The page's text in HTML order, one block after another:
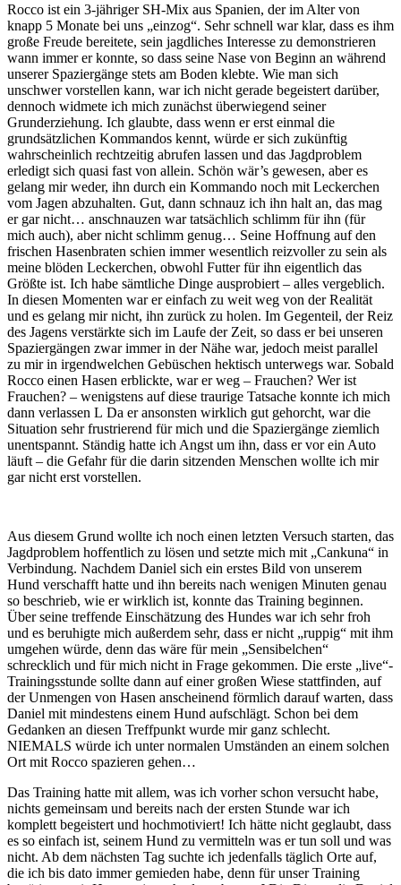
Rocco ist ein 3-jähriger SH-Mix aus Spanien, der im Alter von
knapp 5 Monate bei uns „einzog“. Sehr schnell war klar, dass es ihm
große Freude bereitete, sein jagdliches Interesse zu demonstrieren
wann immer er konnte, so dass seine Nase von Beginn an während
unserer Spaziergänge stets am Boden klebte. Wie man sich
unschwer vorstellen kann, war ich nicht gerade begeistert darüber,
dennoch widmete ich mich zunächst überwiegend seiner
Grunderziehung. Ich glaubte, dass wenn er erst einmal die
grundsätzlichen Kommandos kennt, würde er sich zukünftig
wahrscheinlich rechtzeitig abrufen lassen und das Jagdproblem
erledigt sich quasi fast von allein. Schön wär’s gewesen, aber es
gelang mir weder, ihn durch ein Kommando noch mit Leckerchen
vom Jagen abzuhalten. Gut, dann schnauz ich ihn halt an, das mag
er gar nicht… anschnauzen war tatsächlich schlimm für ihn (für
mich auch), aber nicht schlimm genug… Seine Hoffnung auf den
frischen Hasenbraten schien immer wesentlich reizvoller zu sein als
meine blöden Leckerchen, obwohl Futter für ihn eigentlich das
Größte ist. Ich habe sämtliche Dinge ausprobiert – alles vergeblich.
In diesen Momenten war er einfach zu weit weg von der Realität
und es gelang mir nicht, ihn zurück zu holen. Im Gegenteil, der Reiz
des Jagens verstärkte sich im Laufe der Zeit, so dass er bei unseren
Spaziergängen zwar immer in der Nähe war, jedoch meist parallel
zu mir in irgendwelchen Gebüschen hektisch unterwegs war. Sobald
Rocco einen Hasen erblickte, war er weg – Frauchen? Wer ist
Frauchen? – wenigstens auf diese traurige Tatsache konnte ich mich
dann verlassen L Da er ansonsten wirklich gut gehorcht, war die
Situation sehr frustrierend für mich und die Spaziergänge ziemlich
unentspannt. Ständig hatte ich Angst um ihn, dass er vor ein Auto
läuft – die Gefahr für die darin sitzenden Menschen wollte ich mir
gar nicht erst vorstellen.
Aus diesem Grund wollte ich noch einen letzten Versuch starten, das
Jagdproblem hoffentlich zu lösen und setzte mich mit „Cankuna“ in
Verbindung. Nachdem Daniel sich ein erstes Bild von unserem
Hund verschafft hatte und ihn bereits nach wenigen Minuten genau
so beschrieb, wie er wirklich ist, konnte das Training beginnen.
Über seine treffende Einschätzung des Hundes war ich sehr froh
und es beruhigte mich außerdem sehr, dass er nicht „ruppig“ mit ihm
umgehen würde, denn das wäre für mein „Sensibelchen“
schrecklich und für mich nicht in Frage gekommen. Die erste „live“-
Trainingsstunde sollte dann auf einer großen Wiese stattfinden, auf
der Unmengen von Hasen anscheinend förmlich darauf warten, dass
Daniel mit mindestens einem Hund aufschlägt. Schon bei dem
Gedanken an diesen Treffpunkt wurde mir ganz schlecht.
NIEMALS würde ich unter normalen Umständen an einem solchen
Ort mit Rocco spazieren gehen…
Das Training hatte mit allem, was ich vorher schon versucht habe,
nichts gemeinsam und bereits nach der ersten Stunde war ich
komplett begeistert und hochmotiviert! Ich hätte nicht geglaubt, dass
es so einfach ist, seinem Hund zu vermitteln was er tun soll und was
nicht. Ab dem nächsten Tag suchte ich jedenfalls täglich Orte auf,
die ich bis dato immer gemieden habe, denn für unser Training